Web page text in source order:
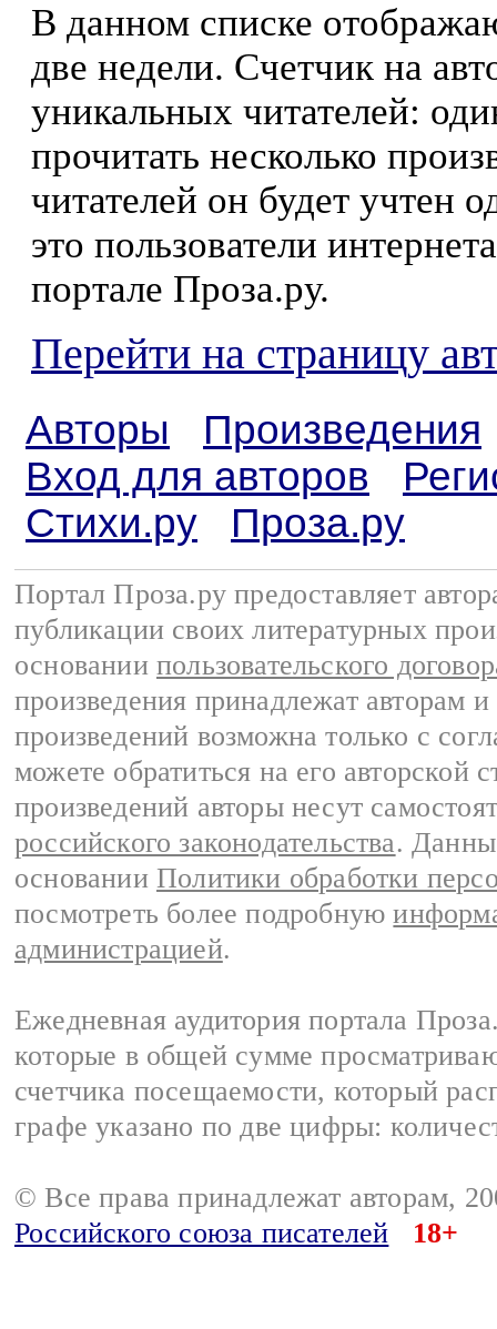
В данном списке
две недели. Счетчик на
уникальных читателей:
прочитать несколько
читателей он будет учтен
это пользователи
портале Проза.ру.
Перейти на страницу
Авторы
Произведения
Вход для авторов
Стихи.ру
Проза.ру
Портал Проза.ру предоставляет
публикации своих литературных
основании пользовательского
произведения принадлежат авторам
произведений возможна только с
можете обратиться на его авторской
произведений авторы несут
российского законодательства.
основании Политики обработки
посмотреть более подробную
администрацией.
Ежедневная аудитория портала
которые в общей сумме
счетчика посещаемости, который
графе указано по две цифры:
© Все права принадлежат авторам,
Российского союза писателей
18+